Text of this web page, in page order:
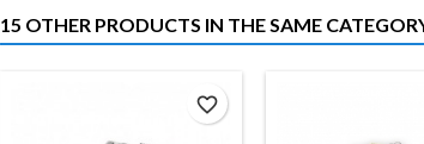
พิเศษของ SOtM
15 OTHER PRODUCTS IN THE SAME
favorite_border